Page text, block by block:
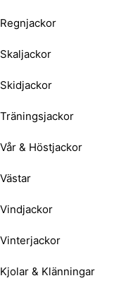
Regnjackor
Skaljackor
Skidjackor
Träningsjackor
Vår & Höstjackor
Västar
Vindjackor
Vinterjackor
Kjolar & Klänningar